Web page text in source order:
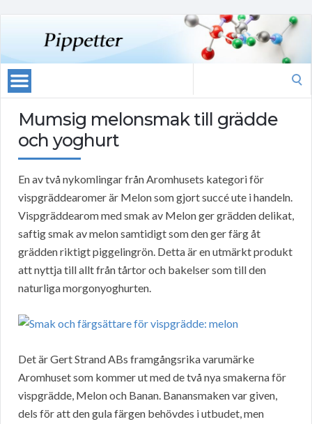
Mumsig melonsmak till grädde
och yoghurt
En av två nykomlingar från Aromhusets kategori för
vispgräddearomer är Melon som gjort succé ute i handeln.
Vispgräddearom med smak av Melon ger grädden delikat,
saftig smak av melon samtidigt som den ger färg åt
grädden riktigt piggelingrön. Detta är en utmärkt produkt
att nyttja till allt från tårtor och bakelser som till den
naturliga morgonyoghurten.
Det är Gert Strand ABs framgångsrika varumärke
Aromhuset som kommer ut med de två nya smakerna för
vispgrädde, Melon och Banan. Banansmaken var given,
dels för att den gula färgen behövdes i utbudet, men